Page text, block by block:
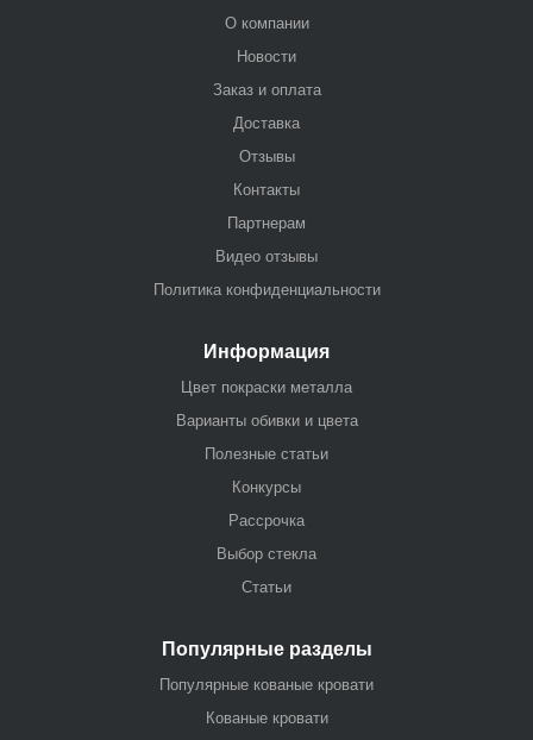
О компании
Новости
Заказ и оплата
Доставка
Отзывы
Контакты
Партнерам
Видео отзывы
Политика конфиденциальности
Информация
Цвет покраски металла
Варианты обивки и цвета
Полезные статьи
Конкурсы
Рассрочка
Выбор стекла
Статьи
Популярные разделы
Популярные кованые кровати
Кованые кровати